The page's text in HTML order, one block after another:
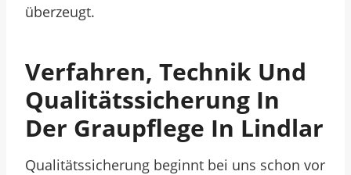
überzeugt.
Verfahren, Technik Und
Qualitätssicherung In
Der Graupflege In Lindlar
Qualitätssicherung beginnt bei uns schon vor